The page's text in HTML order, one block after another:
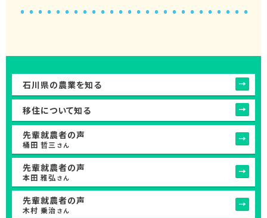
石川県の農業を知る
移住について知る
先輩就農者の声
桶田 哲三 さん
先輩就農者の声
本田 雅弘 さん
先輩就農者の声
木村 乗治 さん